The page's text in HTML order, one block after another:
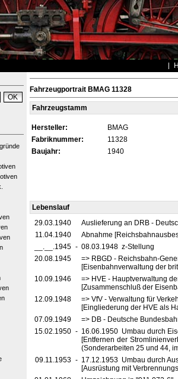
Fahrzeugportrait BMAG 11328
Fahrzeugstamm
Hersteller:
BMAG
Fabriknummer:
11328
Baujahr:
1940
Lebenslauf
29.03.1940
Auslieferung an DRB -
11.04.1940
Abnahme
__.__.1945 - 08.03.1948 z-Stellung
20.08.1945
=> RBGD - Reichsbahn-
[Eisenbahnverwaltung der
10.09.1946
=> HVE - Hauptverwaltung
[Zusammenschluß der
12.09.1948
=> VfV - Verwaltung für
[Eingliederung der HVE als
07.09.1949
=> DB - Deutsche
15.02.1950 - 16.06.1950 Umbau durch
[Entfernen der
(Sonderarbeiten 25 und 44,
09.11.1953 - 17.12.1953 Umbau durch
[Ausrüstung mit